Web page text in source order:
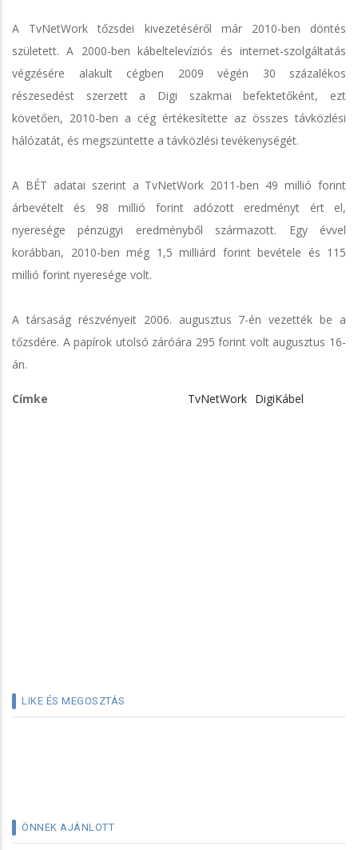
A TvNetWork tőzsdei kivezetéséről már 2010-ben döntés
született. A 2000-ben kábeltelevíziós és internet-szolgáltatás
végzésére alakult cégben 2009 végén 30 százalékos
részesedést szerzett a Digi szakmai befektetőként, ezt
követően, 2010-ben a cég értékesítette az összes távközlési
hálózatát, és megszüntette a távközlési tevékenységét.
A BÉT adatai szerint a TvNetWork 2011-ben 49 millió forint
árbevételt és 98 millió forint adózott eredményt ért el,
nyeresége pénzügyi eredményből származott. Egy évvel
korábban, 2010-ben még 1,5 milliárd forint bevétele és 115
millió forint nyeresége volt.
A társaság részvényeit 2006. augusztus 7-én vezették be a
tőzsdére. A papírok utolsó záróára 295 forint volt augusztus 16-
án.
Címke TvNetWork DigiKábel
LIKE ÉS MEGOSZTÁS
ÖNNEK AJÁNLOTT